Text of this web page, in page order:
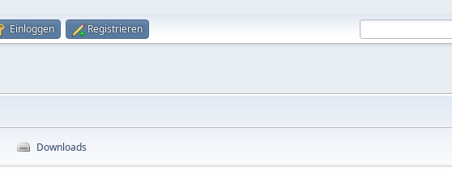
Einloggen Registrieren
Downloads